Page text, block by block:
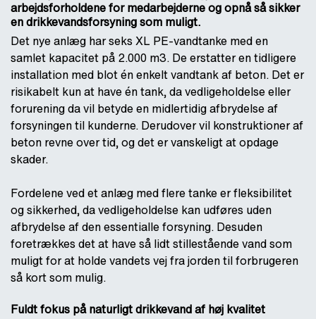
arbejdsforholdene for medarbejderne og opnå så sikker
en drikkevandsforsyning som muligt.
Det nye anlæg har seks XL PE-vandtanke med en
samlet kapacitet på 2.000 m3. De erstatter en tidligere
installation med blot én enkelt vandtank af beton. Det er
risikabelt kun at have én tank, da vedligeholdelse eller
forurening da vil betyde en midlertidig afbrydelse af
forsyningen til kunderne. Derudover vil konstruktioner af
beton revne over tid, og det er vanskeligt at opdage
skader.
Fordelene ved et anlæg med flere tanke er fleksibilitet
og sikkerhed, da vedligeholdelse kan udføres uden
afbrydelse af den essentialle forsyning. Desuden
foretrækkes det at have så lidt stillestående vand som
muligt for at holde vandets vej fra jorden til forbrugeren
så kort som mulig.
Fuldt fokus på naturligt drikkevand af høj kvalitet